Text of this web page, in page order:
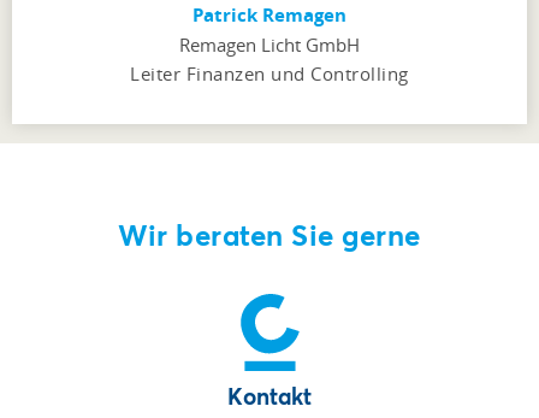
Patrick Remagen
Remagen Licht GmbH
Leiter Finanzen und Controlling
Wir beraten Sie gerne
Kontakt